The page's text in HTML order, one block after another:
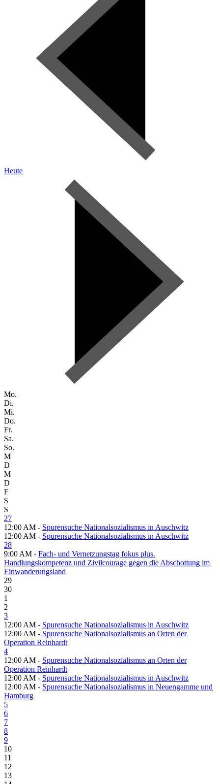
Heute
Mo.
Di.
Mi.
Do.
Fr.
Sa.
So.
M
D
M
D
F
S
S
27
12:00 AM - Spurensuche Nationalsozialismus in Auschwitz
12:00 AM - Spurensuche Nationalsozialismus in Auschwitz
28
9:00 AM - Fach- und Vernetzungstag fokus plus.
Handlungskompetenz und Zivilcourage gegen die Abschottung im
Einwanderungsland
29
30
1
2
3
12:00 AM - Spurensuche Nationalsozialismus in Auschwitz
12:00 AM - Spurensuche Nationalsozialismus an Orten der
Operation Reinhardt
4
12:00 AM - Spurensuche Nationalsozialismus an Orten der
Operation Reinhardt
12:00 AM - Spurensuche Nationalsozialismus in Auschwitz
12:00 AM - Spurensuche Nationalsozialismus in Neuengamme und
Hamburg
5
6
7
8
9
10
11
12
13